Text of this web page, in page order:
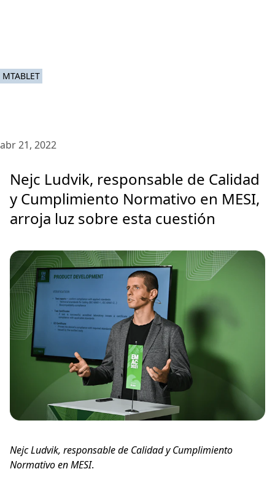
MTABLET
abr 21, 2022
Nejc Ludvik, responsable de Calidad
y Cumplimiento Normativo en MESI,
arroja luz sobre esta cuestión
Nejc Ludvik, responsable de Calidad y Cumplimiento
Normativo en MESI.